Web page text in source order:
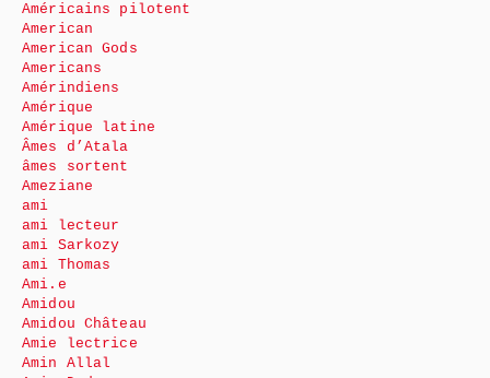
Américains pilotent
American
American Gods
Americans
Amérindiens
Amérique
Amérique latine
Âmes d’Atala
âmes sortent
Ameziane
ami
ami lecteur
ami Sarkozy
ami Thomas
Ami.e
Amidou
Amidou Château
Amie lectrice
Amin Allal